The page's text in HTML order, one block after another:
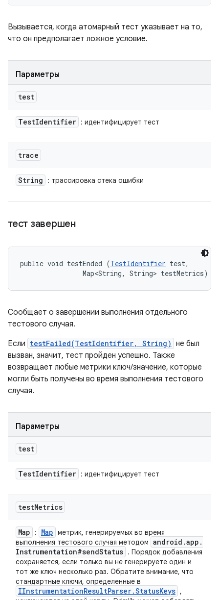
Вызывается, когда атомарный тест указывает на то,
что он предполагает ложное условие.
Параметры
test
TestIdentifier : идентифицирует тест
trace
String : трассировка стека ошибки
тест завершен
public void testEnded (TestIdentifier test,
                Map<String, String> testMetrics)
Сообщает о завершении выполнения отдельного
тестового случая.
Если testFailed(TestIdentifier, String) не был
вызван, значит, тест пройден успешно. Также
возвращает любые метрики ключ/значение, которые
могли быть получены во время выполнения тестового
случая.
Параметры
test
TestIdentifier : идентифицирует тест
testMetrics
Map : Map метрик, генерируемых во время
выполнения тестового случая методом android .app .
Instrumentation#sendStatus . Порядок добавления
сохраняется, если только вы не генерируете один и
тот же ключ несколько раз. Обратите внимание, что
стандартные ключи, определенные в
IInstrumentationResultParser.StatusKeys ,